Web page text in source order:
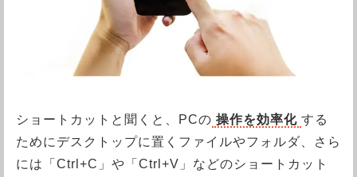
ショートカットと聞くと、PCの 操作を効率化 する
ためにデスクトップに置くファイルやフォルダ、さら
には「Ctrl+C」や「Ctrl+V」などのショートカット